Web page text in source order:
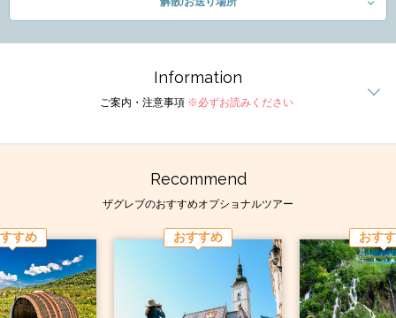
Information
ご案内・注意事項 ※必ずお読みください
Recommend
ザグレブのおすすめオプショナルツアー
すめ おすすめ おす